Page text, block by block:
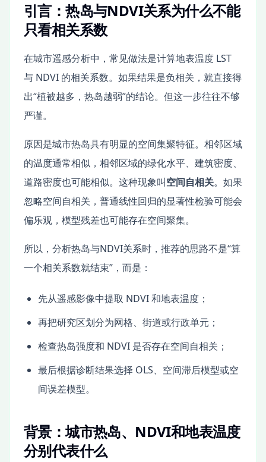
引言：热岛与NDVI关系为什么不能
只看相关系数
在城市遥感分析中，常见做法是计算地表温度 LST
与 NDVI 的相关系数。如果结果是负相关，就直接得
出“植被越多，热岛越弱”的结论。但这一步往往不够
严谨。
原因是城市热岛具有明显的空间集聚特征。相邻区域
的温度通常相似，相邻区域的绿化水平、建筑密度、
道路密度也可能相似。这种现象叫空间自相关。如果
忽略空间自相关，普通线性回归的显著性检验可能会
偏乐观，模型残差也可能存在空间聚集。
所以，分析热岛与NDVI关系时，推荐的思路不是“算
一个相关系数就结束”，而是：
先从遥感影像中提取 NDVI 和地表温度；
再把研究区划分为网格、街道或行政单元；
检查热岛强度和 NDVI 是否存在空间自相关；
最后根据诊断结果选择 OLS、空间滞后模型或空
间误差模型。
背景：城市热岛、NDVI和地表温度
分别代表什么